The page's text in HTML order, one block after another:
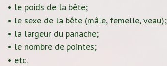
• le poids de la bête;
• le sexe de la bête (mâle, femelle, veau);
• la largeur du panache;
• le nombre de pointes;
• etc.